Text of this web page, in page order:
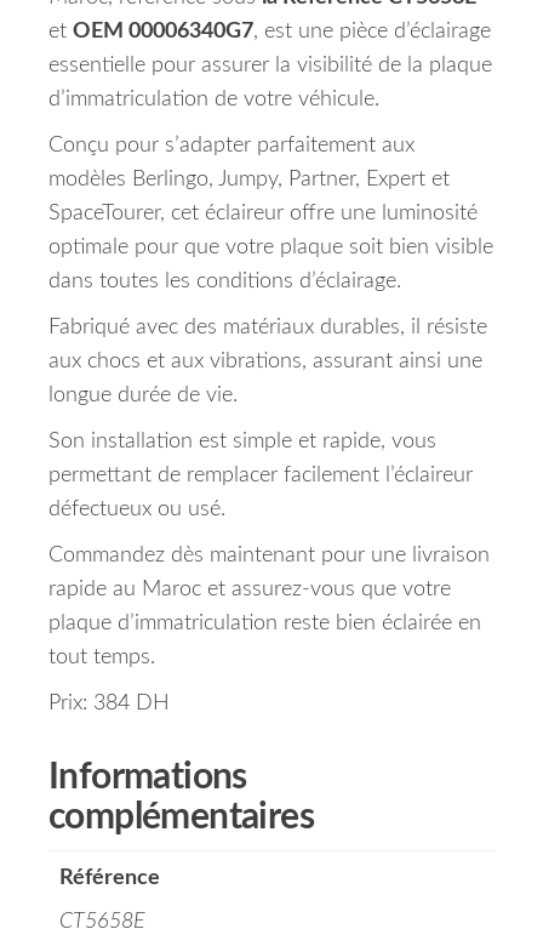
et OEM 00006340G7, est une pièce d’éclairage
essentielle pour assurer la visibilité de la plaque
d’immatriculation de votre véhicule.
Conçu pour s’adapter parfaitement aux
modèles Berlingo, Jumpy, Partner, Expert et
SpaceTourer, cet éclaireur offre une luminosité
optimale pour que votre plaque soit bien visible
dans toutes les conditions d’éclairage.
Fabriqué avec des matériaux durables, il résiste
aux chocs et aux vibrations, assurant ainsi une
longue durée de vie.
Son installation est simple et rapide, vous
permettant de remplacer facilement l’éclaireur
défectueux ou usé.
Commandez dès maintenant pour une livraison
rapide au Maroc et assurez-vous que votre
plaque d’immatriculation reste bien éclairée en
tout temps.
Prix: 384 DH
Informations
complémentaires
Référence
CT5658E